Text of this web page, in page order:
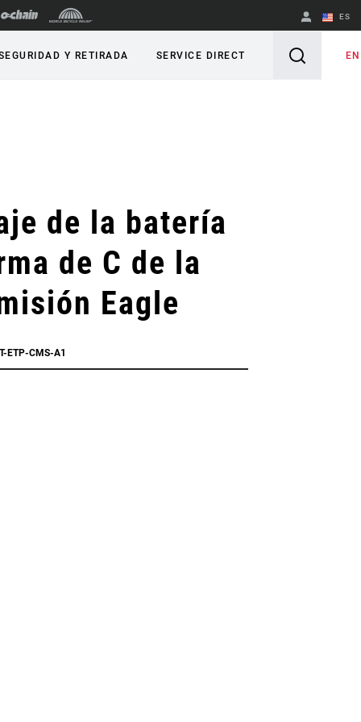
ES
English
Y RETIRADA SERVICE DIRECT
de la batería
de C de la
Eagle
ETP-CMS-A1